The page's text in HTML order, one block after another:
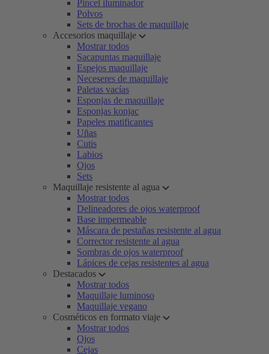
Pincel iluminador
Polvos
Sets de brochas de maquillaje
Accesorios maquillaje
Mostrar todos
Sacapuntas maquillaje
Espejos maquillaje
Neceseres de maquillaje
Paletas vacías
Esponjas de maquillaje
Esponjas konjac
Papeles matificantes
Uñas
Cutis
Labios
Ojos
Sets
Maquillaje resistente al agua
Mostrar todos
Delineadores de ojos waterproof
Base impermeable
Máscara de pestañas resistente al agua
Corrector resistente al agua
Sombras de ojos waterproof
Lápices de cejas resistentes al agua
Destacados
Mostrar todos
Maquillaje luminoso
Maquillaje vegano
Cosméticos en formato viaje
Mostrar todos
Ojos
Cejas